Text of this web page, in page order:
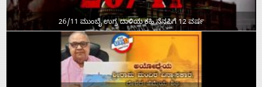
26/11 ಮುಂಬೈ ಉಗ್ರ ದಾಳಿಯ ಕಹಿ ನೆನಪಿಗೆ 12 ವರ್ಷ